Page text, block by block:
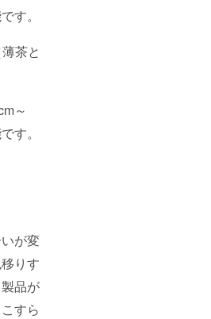
す。
茶と
～
す。
が変
りす
品が
すら